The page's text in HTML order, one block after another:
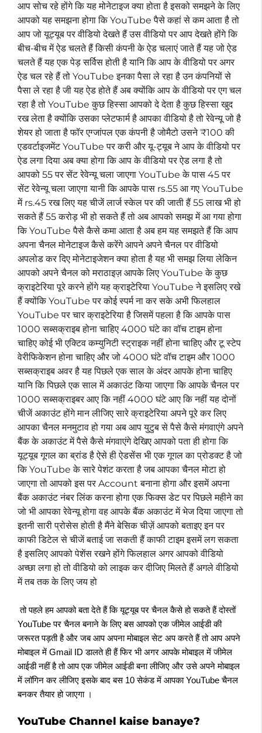
आप सोच रहे होंगे कि यह मोनेटाइज क्या होता है इसको समझने के लिए
आपको यह समझना होगा कि YouTube पैसे कहां से कम आता है तो
आप जो यूट्यूब पर वीडियो देखते हैं उस वीडियो पर आप देखते होंगे कि
बीच-बीच में ऐड चलते हैं किसी कंपनी के ऐड चलाएं जाते हैं यह जो ऐड
चलते हैं यह एक पेड़ सर्विस होती है यानि कि आप के वीडियो पर अगर
ऐड चल रहे हैं तो YouTube इनका पैसा ले रहा है उन कंपनियों से
पैसा ले रहा है जी यह ऐड होते हैं अब क्योंकि आप के वीडियो पर एग चल
रहा है तो YouTube कुछ हिस्सा आपको दे देता है कुछ हिस्सा खुद
रख लेता है क्योंकि उसका प्लेटफार्म है आपका वीडियो है तो रेवेन्यू जो है
शेयर हो जाता है फॉर एग्जांपल एक कंपनी है जोमैटो उसने ₹100 की
एडवर्टाइजमेंट YouTube पर करी और यू-ट्यूब ने आप के वीडियो पर
ऐड लगा दिया अब क्या होगा कि आप के वीडियो पर ऐड लगा है तो
आपको 55 पर सेंट रेवेन्यू चला जाएगा YouTube के पास 45 पर
सेंट रेवेन्यू चला जाएगा यानी कि आपके पास rs.55 आ गए YouTube
में rs.45 रख लिए यह चीजें लार्ज स्केल पर की जाती हैं 55 लाख भी हो
सकते हैं 55 करोड़ भी हो सकते हैं तो अब आपको समझ में आ गया होगा
कि YouTube पैसे कैसे कमा आता है अब हम यह समझते हैं कि आप
अपना चैनल मोनेटाइज कैसे करेंगे आपने अपने चैनल पर वीडियो
अपलोड कर दिए मोनेटाइजेशन क्या होता है यह भी समझ लिया लेकिन
आपको अपने चैनल को मराठाइज़ आपके लिए YouTube के कुछ
क्राइटेरिया पूरे करने होंगे यह क्राइटेरिया YouTube ने इसलिए रखे
हैं क्योंकि YouTube पर कोई स्पर्म ना कर सके अभी फिलहाल
YouTube पर चार क्राइटेरिया है जिसमें पहला है कि आपके पास
1000 सब्सक्राइब होना चाहिए 4000 घंटे का वॉच टाइम होना
चाहिए कोई भी एक्टिव कम्युनिटी स्ट्राइक नहीं होना चाहिए और टू स्टेप
वेरीफिकेशन होना चाहिए और जो 4000 घंटे वॉच टाइम और 1000
सब्सक्राइब अवर है यह पिछले एक साल के अंदर आपके होना चाहिए
यानि कि पिछले एक साल में अकाउंट किया जाएगा कि आपके चैनल पर
1000 सब्सक्राइबर आए कि नहीं 4000 घंटे आए कि नहीं यह दोनों
चीजें अकाउंट होंगे मान लीजिए सारे क्राइटेरिया अपने पूरे कर लिए
आपका चैनल मनमुटाव हो गया अब आप युटुब से पैसे कैसे मंगवाएंगे अपने
बैंक के अकाउंट में पैसे कैसे मंगवाएंगे देखिए आपको पता ही होगा कि
यूट्यूब गूगल का ब्रांड है ऐसे ही ऐडसेंस भी एक गूगल का प्रोडक्ट है जो
कि YouTube के सारे पेशंट करता है जब आपका चैनल मोटा हो
जाएगा तो आपको इस पर Account बनाना होगा और इसमें अपना
बैंक अकाउंट नंबर लिंक करना होगा एक फिक्स डेट पर पिछले महीने का
जो भी आपका रेवेन्यू होगा वह आपके बैंक अकाउंट में भेज दिया जाएगा तो
इतनी सारी प्रोसेस होती है मैंने बेसिक चीज़ें आपको बताइए इन पर
काफी डिटेल से चीजें बताई जा सकती हैं काफी टाइम इसमें लग सकता
है इसलिए आपको पेशेंस रखने होंगे फिलहाल अगर आपको वीडियो
अच्छा लगा हो तो वीडियो को लाइक कर दीजिए मिलते हैं अगले वीडियो
में तब तक के लिए जय हो
तो पहले हम आपको बता देते हैं कि यूट्यूब पर चैनल कैसे हो सकते हैं दोस्तों
YouTube पर चैनल बनाने के लिए बस आपको एक जीमेल आईडी की
जरूरत पड़ती है और जब आप अपना मोबाइल सेट अप करते हैं तो आप अपने
मोबाइल में Gmail ID डालते ही हैं फिर भी अगर आपके मोबाइल में जीमेल
आईडी नहीं है तो आप एक जीमेल आईडी बना लीजिए और उसे अपने मोबाइल
में लॉगिन कर लीजिए इसके बाद बस 10 सेकंड में आपका YouTube चैनल
बनकर तैयार हो जाएगा ।
YouTube Channel kaise banaye?